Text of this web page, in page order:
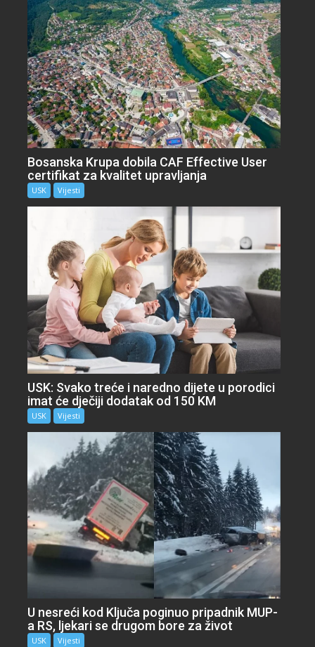
Bosanska Krupa dobila CAF Effective User
certifikat za kvalitet upravljanja
USK Vijesti
USK: Svako treće i naredno dijete u porodici
imat će dječiji dodatak od 150 KM
USK Vijesti
U nesreći kod Ključa poginuo pripadnik MUP-
a RS, ljekari se drugom bore za život
USK Vijesti